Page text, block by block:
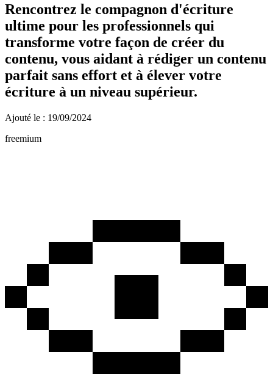
Rencontrez le compagnon d'écriture
ultime pour les professionnels qui
transforme votre façon de créer du
contenu, vous aidant à rédiger un contenu
parfait sans effort et à élever votre
écriture à un niveau supérieur.
Ajouté le : 19/09/2024
freemium